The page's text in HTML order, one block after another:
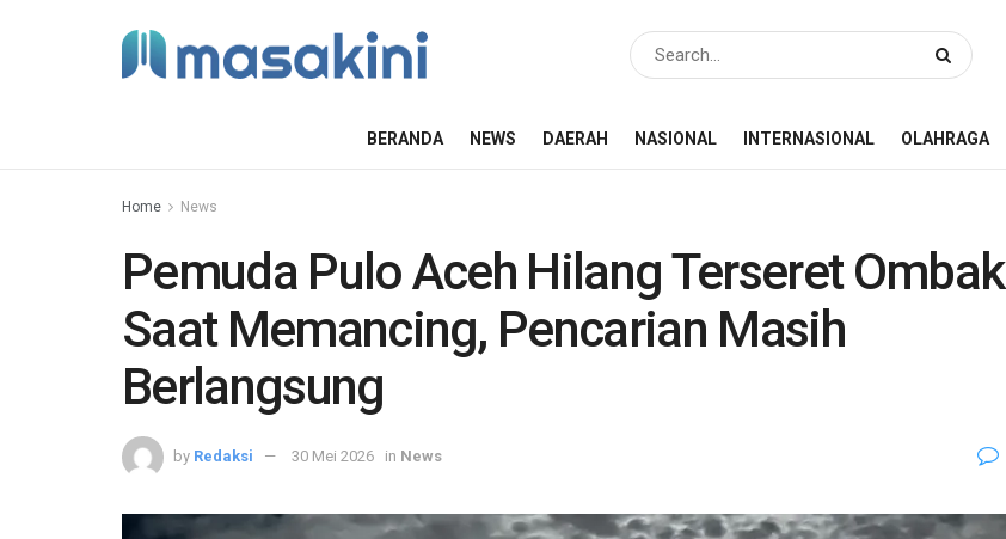
BERANDA NEWS DAERAH NASIONAL INTERNASIONAL OLAHRAGA
Home News
Pemuda Pulo Aceh Hilang Terseret Ombak
Saat Memancing, Pencarian Masih
Berlangsung
by Redaksi 30 Mei 2026 in News